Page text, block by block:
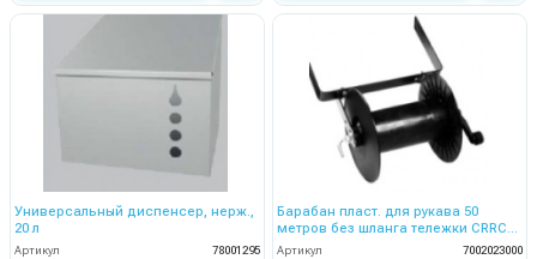
Универсальный диспенсер, нерж.,
20 л
Артикул
78001295
Барабан пласт. для рукава 50
метров без шланга тележки CRRC
120 ECO
Артикул
7002023000